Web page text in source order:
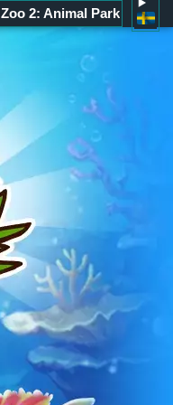
Zoo 2: Animal Park